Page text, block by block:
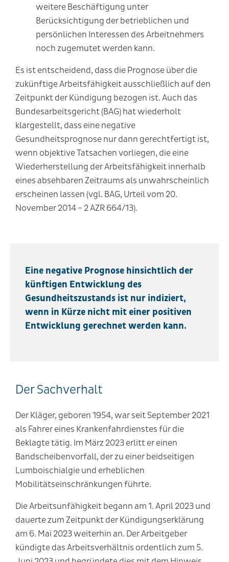
weitere Beschäftigung unter
Berücksichtigung der betrieblichen und
persönlichen Interessen des Arbeitnehmers
noch zugemutet werden kann.
Es ist entscheidend, dass die Prognose über die
zukünftige Arbeitsfähigkeit ausschließlich auf den
Zeitpunkt der Kündigung bezogen ist. Auch das
Bundesarbeitsgericht (BAG) hat wiederholt
klargestellt, dass eine negative
Gesundheitsprognose nur dann gerechtfertigt ist,
wenn objektive Tatsachen vorliegen, die eine
Wiederherstellung der Arbeitsfähigkeit innerhalb
eines absehbaren Zeitraums als unwahrscheinlich
erscheinen lassen (vgl. BAG, Urteil vom 20.
November 2014 – 2 AZR 664/13).
Eine negative Prognose hinsichtlich der
künftigen Entwicklung des
Gesundheitszustands ist nur indiziert,
wenn in Kürze nicht mit einer positiven
Entwicklung gerechnet werden kann.
Der Sachverhalt
Der Kläger, geboren 1954, war seit September 2021
als Fahrer eines Krankenfahrdienstes für die
Beklagte tätig. Im März 2023 erlitt er einen
Bandscheibenvorfall, der zu einer beidseitigen
Lumboischialgie und erheblichen
Mobilitätseinschränkungen führte.
Die Arbeitsunfähigkeit begann am 1. April 2023 und
dauerte zum Zeitpunkt der Kündigungserklärung
am 6. Mai 2023 weiterhin an. Der Arbeitgeber
kündigte das Arbeitsverhältnis ordentlich zum 5.